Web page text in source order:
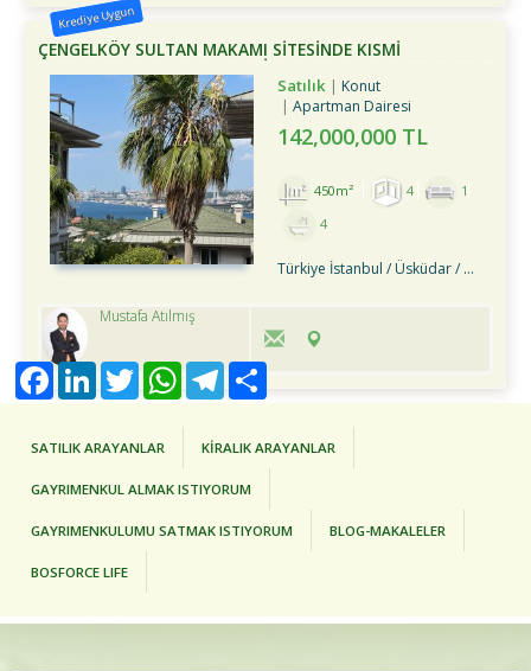
Krediye Uygun
ÇENGELKÖY SULTAN MAKAMI SİTESİNDE KISMİ
MANZARALI BAHÇE DUBLEKSİ
Satılık
Konut
Apartman Dairesi
142,000,000 TL
450m² 4
1
4
Türkiye İstanbul / Üsküdar/ Çengelköy
Mustafa Atılmış
SATILIK ARAYANLAR KİRALIK ARAYANLAR
GAYRIMENKUL ALMAK ISTIYORUM
GAYRIMENKULUMU SATMAK ISTIYORUM BLOG-MAKALELER
BOSFORCE LIFE
FacebookLinkedInTwitter WhatsAppTelegram